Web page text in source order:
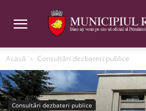
Acasă Consultări dezbateri publice
Consultări dezbateri publice